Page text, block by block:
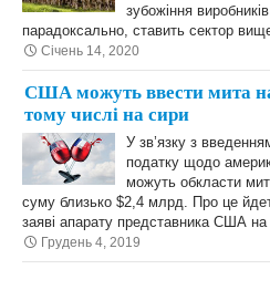
зубожіння
парадоксально, ставить сектор
Січень 14, 2020
США можуть ввести мита
тому числі на сири
У зв’язку з
податку щодо
можуть обкласти
суму близько $2,4 млрд. Про це
заяві апарату представника США на
Грудень 4, 2019